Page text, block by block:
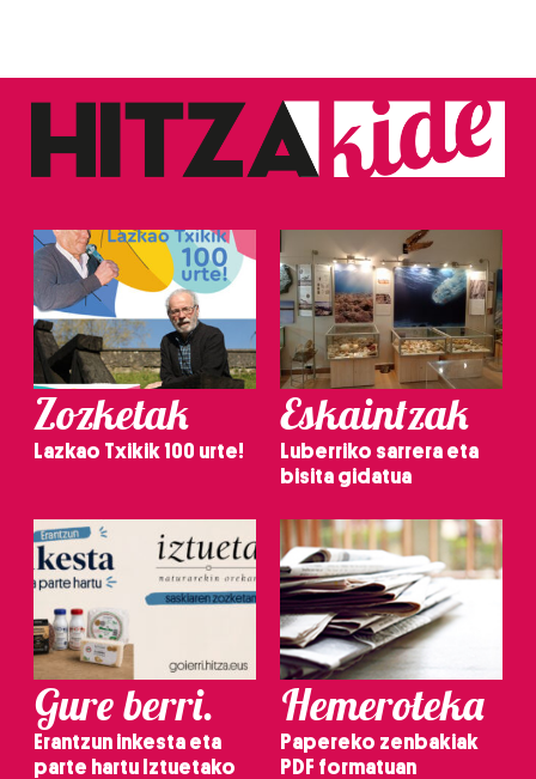
Zozketak
Lazkao Txikik 100 urte!
Eskaintzak
Luberriko sarrera eta
bisita gidatua
Gure berri.
Erantzun inkesta eta
parte hartu Iztuetako
Hemeroteka
Papereko zenbakiak
PDF formatuan